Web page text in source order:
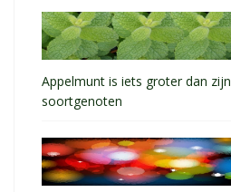
Appelmunt is iets groter dan zijn
soortgenoten